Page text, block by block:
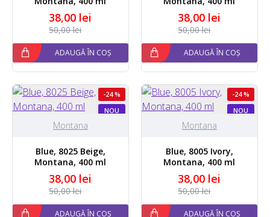
38,00 lei
50,00 lei
ADAUGĂ ÎN COȘ
38,00 lei
50,00 lei
ADAUGĂ ÎN COȘ
NOU
-24 %
Montana
Blue, 8025 Beige,
Montana, 400 ml
38,00 lei
50,00 lei
ADAUGĂ ÎN COȘ
NOU
-24 %
Montana
Blue, 8005 Ivory,
Montana, 400 ml
38,00 lei
50,00 lei
ADAUGĂ ÎN COȘ